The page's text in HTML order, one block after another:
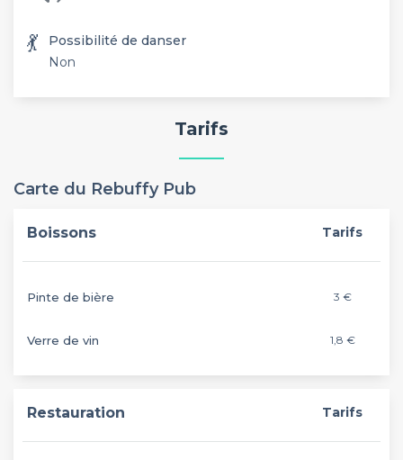
💃
Possibilité de danser
Non
Tarifs
Carte du Rebuffy Pub
Boissons Tarifs
Pinte de bière 3 €
Verre de vin 1,8 €
Restauration Tarifs